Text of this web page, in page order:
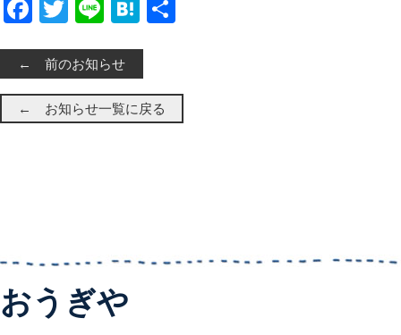
Facebook
Twitter Line Hatena
← 前のお知らせ
← お知らせ一覧に戻る
おうぎや